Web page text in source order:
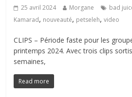
25 avril 2024 Morgane bad
Kamarad, nouveauté, petseleh,video
CLIPS – Période faste pour les
printemps 2024. Avec trois clips
semaines,
Read more